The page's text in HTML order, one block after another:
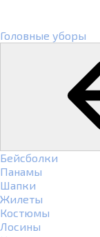
Головные уборы
Бейсболки
Панамы
Шапки
Жилеты
Костюмы
Лосины